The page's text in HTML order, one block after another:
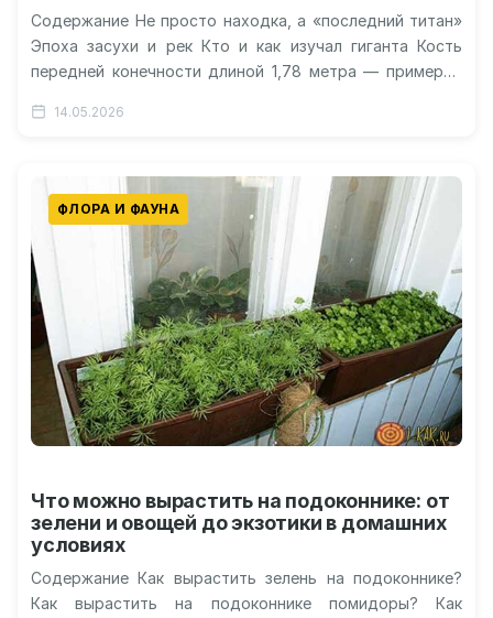
Содержание Не просто находка, а «последний титан»
Эпоха засухи и рек Кто и как изучал гиганта Кость
передней конечности длиной 1,78 метра — примерно
14.05.2026
ФЛОРА И ФАУНА
Что можно вырастить на подоконнике: от
зелени и овощей до экзотики в домашних
условиях
Содержание Как вырастить зелень на подоконнике?
Как вырастить на подоконнике помидоры? Как